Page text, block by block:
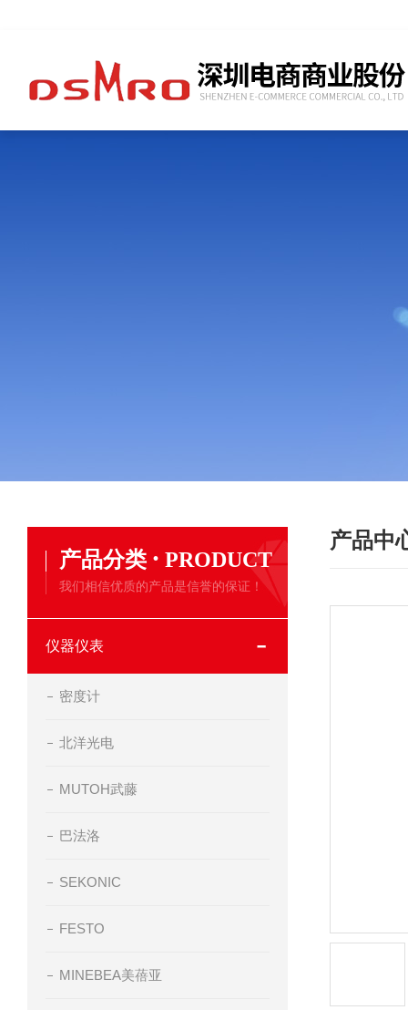
产品分类 · PRODUCT
我们相信优质的产品是信誉的保证！
仪器仪表
密度计
北洋光电
MUTOH武藤
巴法洛
SEKONIC
FESTO
MINEBEA美蓓亚
产品中